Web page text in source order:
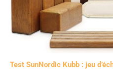
Test SunNordic Kubb : jeu